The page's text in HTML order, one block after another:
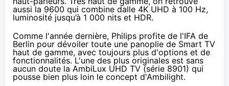
aussi la 9600 qui combine dalle 4K UHD à 100 Hz,
luminosité jusqu’à 1 000 nits et HDR.
Comme l'année dernière, Philips profite de l'IFA de
Berlin pour dévoiler toute une panoplie de Smart TV
haut de gamme, avec toujours plus d'options et de
fonctionnalités. L'une des plus originales est sans
aucun doute la AmbiLux UHD TV (série 8901) qui
pousse bien plus loin le concept d'Ambilight.